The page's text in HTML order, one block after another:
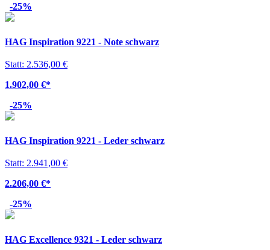
-25%
HAG Inspiration 9221 - Note schwarz
Statt: 2.536,00 €
1.902,00 €*
-25%
HAG Inspiration 9221 - Leder schwarz
Statt: 2.941,00 €
2.206,00 €*
-25%
HAG Excellence 9321 - Leder schwarz